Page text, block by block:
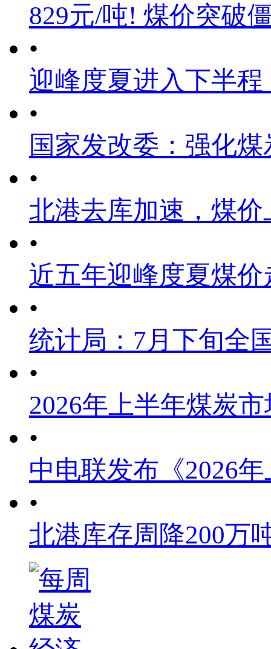
829元/吨! 煤价突破
•
迎峰度夏进入下半
•
国家发改委：强化
•
北港去库加速，煤
•
近五年迎峰度夏煤价
•
统计局：7月下旬全
•
2026年上半年煤炭
•
中电联发布《2026
•
北港库存周降200万